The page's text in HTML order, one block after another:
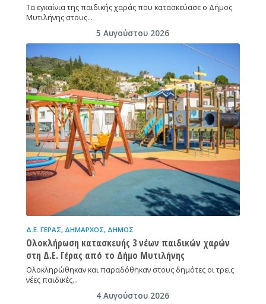
Tα εγκαίνια της παιδικής χαράς που κατασκεύασε ο Δήμος
Μυτιλήνης στους…
5 Αυγούστου 2026
Δ.Ε. ΓΈΡΑΣ, ΔΉΜΑΡΧΟΣ, ΔΉΜΟΣ
Ολοκλήρωση κατασκευής 3 νέων παιδικών χαρών
στη Δ.Ε. Γέρας από το Δήμο Μυτιλήνης
Ολοκληρώθηκαν και παραδόθηκαν στους δημότες οι τρεις
νέες παιδικές…
4 Αυγούστου 2026